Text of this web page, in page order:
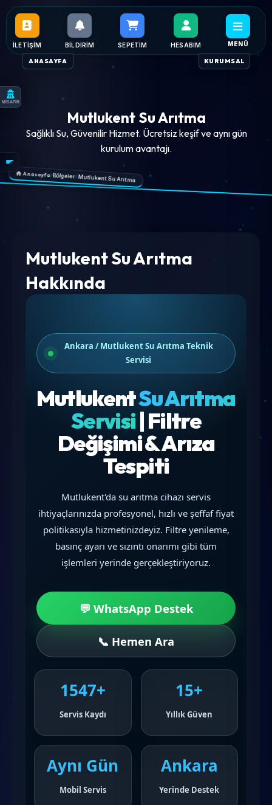
ANASAYFA KURUMSAL
İLETIŞIM BILDIRIM SEPETIM HESABIM MENÜ
Mutlukent Su Arıtma
Sağlıklı Su, Güvenilir Hizmet. Ücretsiz keşif ve aynı gün
kurulum avantajı.
Anasayfa/Bölgeler/Mutlukent Su Arıtma
Mutlukent Su Arıtma
Hakkında
Ankara / Mutlukent Su Arıtma Teknik
Servisi
MutlukentSu Arıtma
Servisi| Filtre
Değişimi & Arıza
Tespiti
Mutlukent'da su arıtma cihazı servis
ihtiyaçlarınızda profesyonel, hızlı ve şeffaf fiyat
politikasıyla hizmetinizdeyiz. Filtre yenileme,
basınç ayarı ve sızıntı onarımı gibi tüm
işlemleri yerinde gerçekleştiriyoruz.
💬 WhatsApp Destek
📞 Hemen Ara
1547+
Servis Kaydı
15+
Yıllık Güven
Aynı Gün
Mobil Servis
Ankara
Yerinde Destek
MİSAFİR